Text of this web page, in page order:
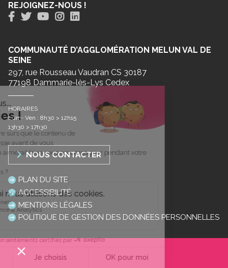
REJOIGNEZ-NOUS !
COMMUNAUTÉ D’AGGLOMÉRATION MELUN VAL DE
SEINE
297, rue Rousseau Vaudran CS 30187
77198 Dammarie-lès-Lys Cedex
HORAIRES
Lun - Ven : 8h30 > 12h15
13h30 > 17h30
NOUS CONTACTER
PLAN DU SITE
ACCESSIBILITÉ
MENTIONS LÉGALES
POLITIQUE DE GESTION DES DONNÉES PERSONNELLES